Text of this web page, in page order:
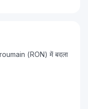
(RON) में बदला